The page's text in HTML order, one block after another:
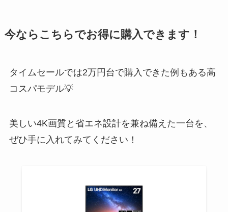
今ならこちらでお得に購入できます！
タイムセールでは2万円台で購入できた例もある高
コスパモデル💡
美しい4K画質と省エネ設計を兼ね備えた一台を、
ぜひ手に入れてみてください！